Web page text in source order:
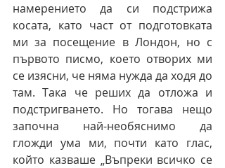
намерението да си подстрижа
косата, като част от подготовката
ми за посещение в Лондон, но с
първото писмо, което отворих ми
се изясни, че няма нужда да ходя до
там. Така че реших да отложа и
подстригването. Но тогава нещо
започна най-необяснимо да
гложди ума ми, почти като глас,
който казваше „Въпреки всичко се